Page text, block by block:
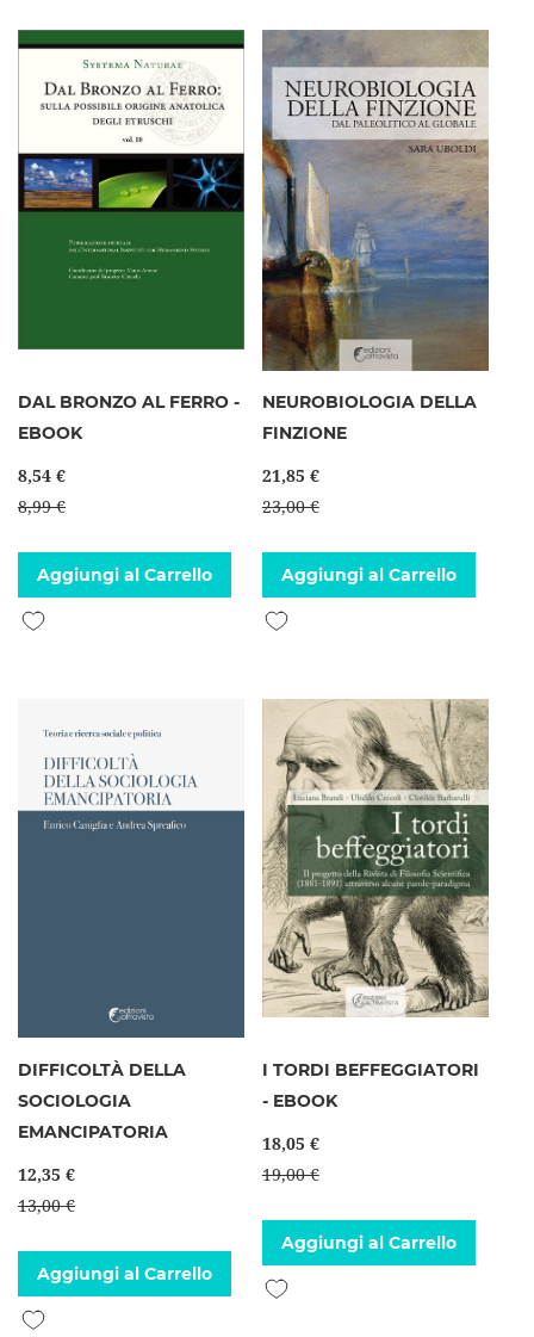
DAL BRONZO AL FERRO -
EBOOK
8,54 €
8,99 €
Aggiungi al Carrello
Aggiungi alla lista desideri
NEUROBIOLOGIA DELLA
FINZIONE
21,85 €
23,00 €
Aggiungi al Carrello
Aggiungi alla lista desideri
DIFFICOLTÀ DELLA
SOCIOLOGIA
EMANCIPATORIA
12,35 €
13,00 €
Aggiungi al Carrello
Aggiungi alla lista desideri
I TORDI BEFFEGGIATORI
- EBOOK
18,05 €
19,00 €
Aggiungi al Carrello
Aggiungi alla lista desideri